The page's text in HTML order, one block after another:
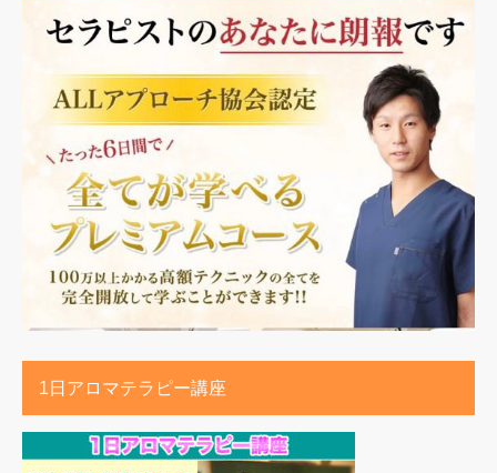
1日アロマテラピー講座